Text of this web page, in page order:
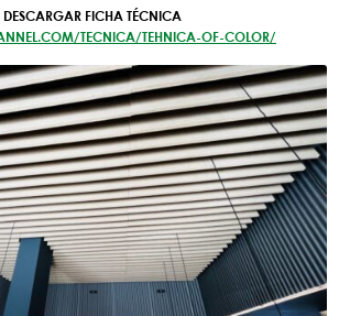
DESCARGAR FICHA TÉCNICA
TECNICA/TEHNICA-OF-COLOR/